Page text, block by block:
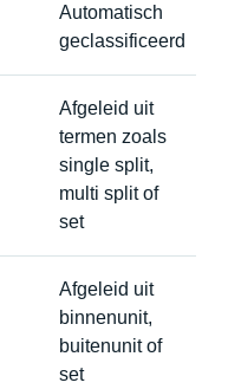
Automatisch
geclassificeerd
Afgeleid uit
termen zoals
single split,
multi split of
set
Afgeleid uit
binnenunit,
buitenunit of
set